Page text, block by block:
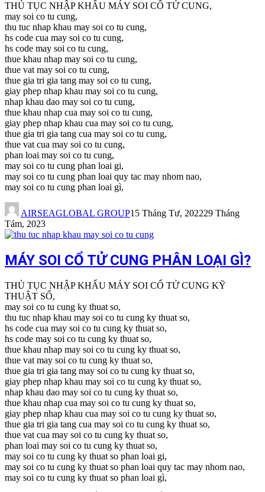
THỦ TỤC NHẬP KHẨU MÁY SOI CỔ TỬ CUNG,
may soi co tu cung,
thu tuc nhap khau may soi co tu cung,
hs code cua may soi co tu cung,
hs code may soi co tu cung,
thue khau nhap may soi co tu cung,
thue vat may soi co tu cung,
thue gia tri gia tang may soi co tu cung,
giay phep nhap khau may soi co tu cung,
nhap khau dao may soi co tu cung,
thue khau nhap cua may soi co tu cung,
giay phep nhap khau cua may soi co tu cung,
thue gia tri gia tang cua may soi co tu cung,
thue vat cua may soi co tu cung,
phan loai may soi co tu cung,
may soi co tu cung phan loai gi,
may soi co tu cung phan loai quy tac may nhom nao,
may soi co tu cung phan loai gì,
AIRSEAGLOBAL GROUP15 Tháng Tư, 202229 Tháng
Tám, 2023
MÁY SOI CỔ TỬ CUNG PHÂN LOẠI GÌ?
THỦ TỤC NHẬP KHẨU MÁY SOI CỔ TỬ CUNG KỸ
THUẬT SỐ,
may soi co tu cung ky thuat so,
thu tuc nhap khau may soi co tu cung ky thuat so,
hs code cua may soi co tu cung ky thuat so,
hs code may soi co tu cung ky thuat so,
thue khau nhap may soi co tu cung ky thuat so,
thue vat may soi co tu cung ky thuat so,
thue gia tri gia tang may soi co tu cung ky thuat so,
giay phep nhap khau may soi co tu cung ky thuat so,
nhap khau dao may soi co tu cung ky thuat so,
thue khau nhap cua may soi co tu cung ky thuat so,
giay phep nhap khau cua may soi co tu cung ky thuat so,
thue gia tri gia tang cua may soi co tu cung ky thuat so,
thue vat cua may soi co tu cung ky thuat so,
phan loai may soi co tu cung ky thuat so,
may soi co tu cung ky thuat so phan loai gi,
may soi co tu cung ky thuat so phan loai quy tac may nhom nao,
may soi co tu cung ky thuat so phan loai gì,